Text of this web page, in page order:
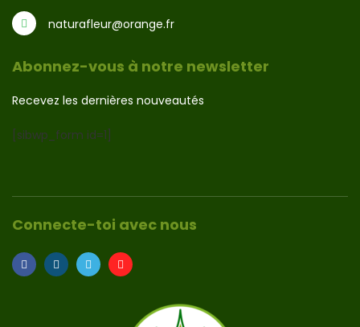
naturafleur@orange.fr
Abonnez-vous à notre newsletter
Recevez les dernières nouveautés
[sibwp_form id=1]
Connecte-toi avec nous